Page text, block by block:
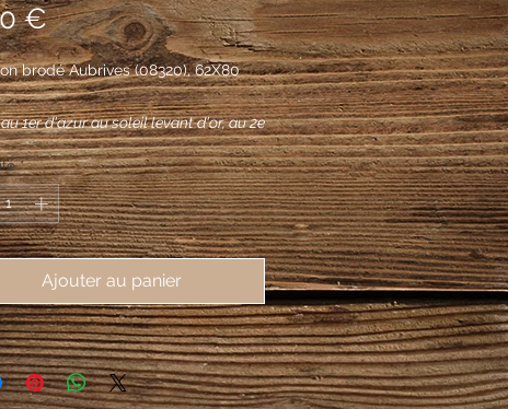
€Prix
brodé Aubrives (08320), 62X80
1er d'azur au soleil levant d'or, au 2e
à deux brebis d'argent rangées en
bâton en barre d'or brochant sur la
; à la burelle ondée d'argent
en pointe.
*
Ajouter au panier